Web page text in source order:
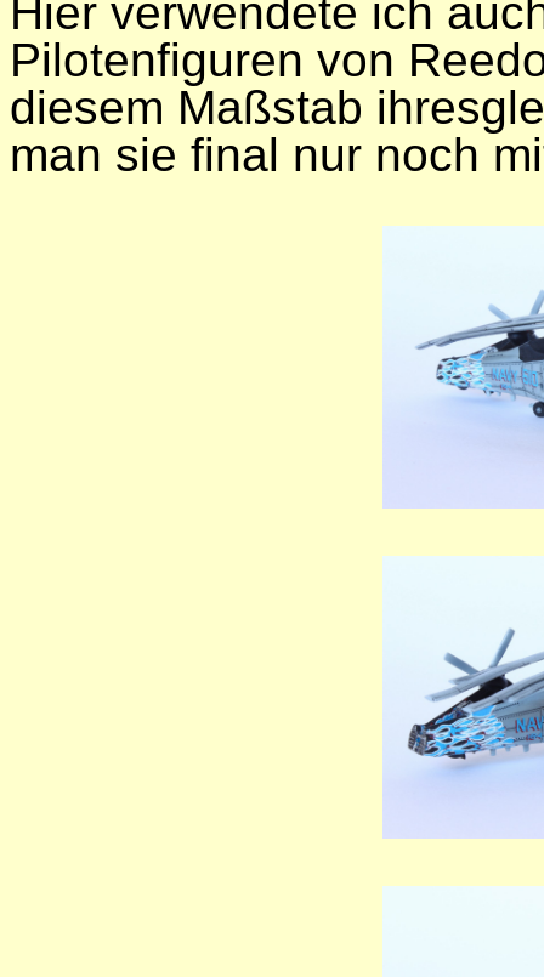
Hier verwendete ich
Pilotenfiguren von
diesem Maßstab
man sie final nur noch